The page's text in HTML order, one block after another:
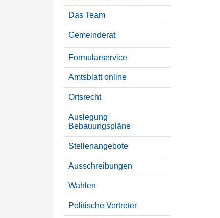
Das Team
Gemeinderat
Formularservice
Amtsblatt online
Ortsrecht
Auslegung
Bebauungspläne
Stellenangebote
Ausschreibungen
Wahlen
Politische Vertreter